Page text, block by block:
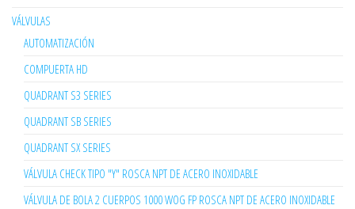
VÁLVULAS
AUTOMATIZACIÓN
COMPUERTA HD
QUADRANT S3 SERIES
QUADRANT SB SERIES
QUADRANT SX SERIES
VÁLVULA CHECK TIPO "Y" ROSCA NPT DE ACERO INOXIDABLE
VÁLVULA DE BOLA 2 CUERPOS 1000 WOG FP ROSCA NPT DE ACERO INOXIDABLE